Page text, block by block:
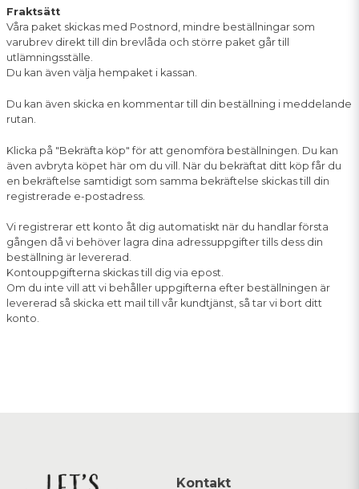
Fraktsätt
Våra paket skickas med Postnord, mindre beställningar som
varubrev direkt till din brevlåda och större paket går till
utlämningsställe.
Du kan även välja hempaket i kassan.
Du kan även skicka en kommentar till din beställning i meddelande
rutan.
Klicka på "Bekräfta köp" för att genomföra beställningen. Du kan
även avbryta köpet här om du vill. När du bekräftat ditt köp får du
en bekräftelse samtidigt som samma bekräftelse skickas till din
registrerade e-postadress.
Vi registrerar ett konto åt dig automatiskt när du handlar första
gången då vi behöver lagra dina adressuppgifter tills dess din
beställning är levererad.
Kontouppgifterna skickas till dig via epost.
Om du inte vill att vi behåller uppgifterna efter beställningen är
levererad så skicka ett mail till vår kundtjänst, så tar vi bort ditt
konto.
Kontakt